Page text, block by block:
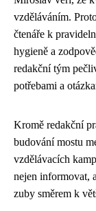
vzděláváním.
čtenáře k
hygieně a
redakční tým
potřebami a
Kromě redakční
budování mostu
vzdělávacích
nejen informovat,
zuby směrem k